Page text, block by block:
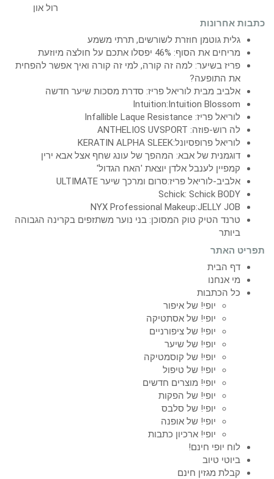
כתבות אחרונות
גלית גוטמן חוזרת לשורשים, תרתי משמע
מריחים את הסוף: 46% יפסלו אתכם על חולצה מיוזעת
פריז בשיער: למה זה קורה, למי זה קורה ואיך אפשר להפחית
את התופעה?
אלביב מבית לוריאל פריז: סדרת מסכות שיער חדשה
Intuition:Intuition Blossom
לוריאל פריז: Infallible Laque Resistance
לה רוש-פוזה: ANTHELIOS UVSPORT
לוריאל פרופסיונל:KERATIN ALPHA SLEEK
דוגמנית של אבא: המהפך של עונג שחף אצל אבא ירין
קמפיין לענבל אלדן יוצאת 'האח הגדול'
אלביב-לוריאל פריז:סרום ומרכך שיער ULTIMATE
Schick: Schick BODY
NYX Professional Makeup:JELLY JOB
טרנד הטיק טוק המסוכן: בני נוער משתזפים בקרינה הגבוהה
ביותר
תפריט האתר
דף הבית
מי אנחנו
כל הכתבות
יופי! של איפור
יופי! של אסתטיקה
יופי! של ציפורניים
יופי! של שיער
יופי! של קוסמטיקה
יופי! של טיפול
יופי! מוצרים חדשים
יופי! של הפקות
יופי! של סלבס
יופי! של אופנה
יופי! ארכיון כתבות
לוח יופי חינם!
ביוטי טיוב
קבלת מגזין חינם